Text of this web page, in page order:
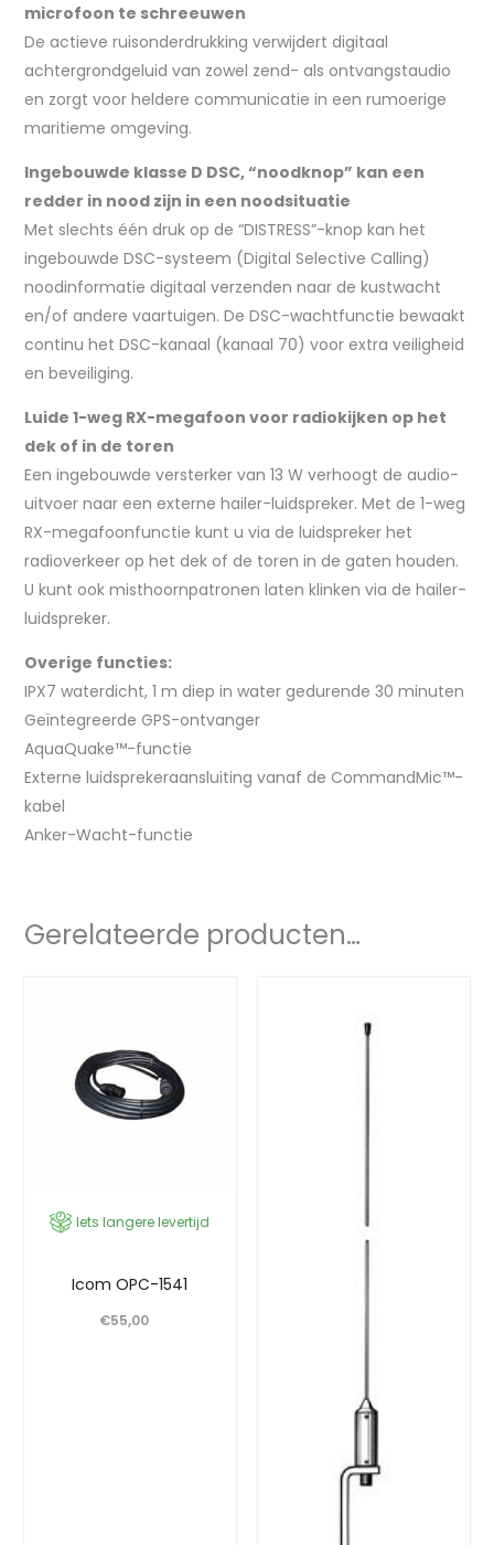
microfoon te schreeuwen
De actieve ruisonderdrukking verwijdert digitaal
achtergrondgeluid van zowel zend- als ontvangstaudio
en zorgt voor heldere communicatie in een rumoerige
maritieme omgeving.
Ingebouwde klasse D DSC, “noodknop” kan een
redder in nood zijn in een noodsituatie
Met slechts één druk op de “DISTRESS”-knop kan het
ingebouwde DSC-systeem (Digital Selective Calling)
noodinformatie digitaal verzenden naar de kustwacht
en/of andere vaartuigen. De DSC-wachtfunctie bewaakt
continu het DSC-kanaal (kanaal 70) voor extra veiligheid
en beveiliging.
Luide 1-weg RX-megafoon voor radiokijken op het
dek of in de toren
Een ingebouwde versterker van 13 W verhoogt de audio-
uitvoer naar een externe hailer-luidspreker. Met de 1-weg
RX-megafoonfunctie kunt u via de luidspreker het
radioverkeer op het dek of de toren in de gaten houden.
U kunt ook misthoornpatronen laten klinken via de hailer-
luidspreker.
Overige functies:
IPX7 waterdicht, 1 m diep in water gedurende 30 minuten
Geïntegreerde GPS-ontvanger
AquaQuake™-functie
Externe luidsprekeraansluiting vanaf de CommandMic™-
kabel
Anker-Wacht-functie
Gerelateerde producten…
Iets langere levertijd
Icom OPC-1541
€55,00